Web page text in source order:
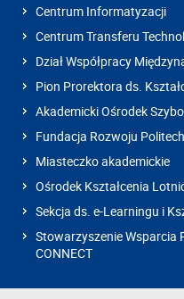
Centrum Informatyzacji
Centrum Transferu
Dział Współpracy
Pion Prorektora ds.
Akademicki Ośrodek
Fundacja Rozwoju
Miasteczko akademickie
Ośrodek Kształcenia
Sekcja ds. e-Learningu i
Stowarzyszenie Wsparcia
CONNECT